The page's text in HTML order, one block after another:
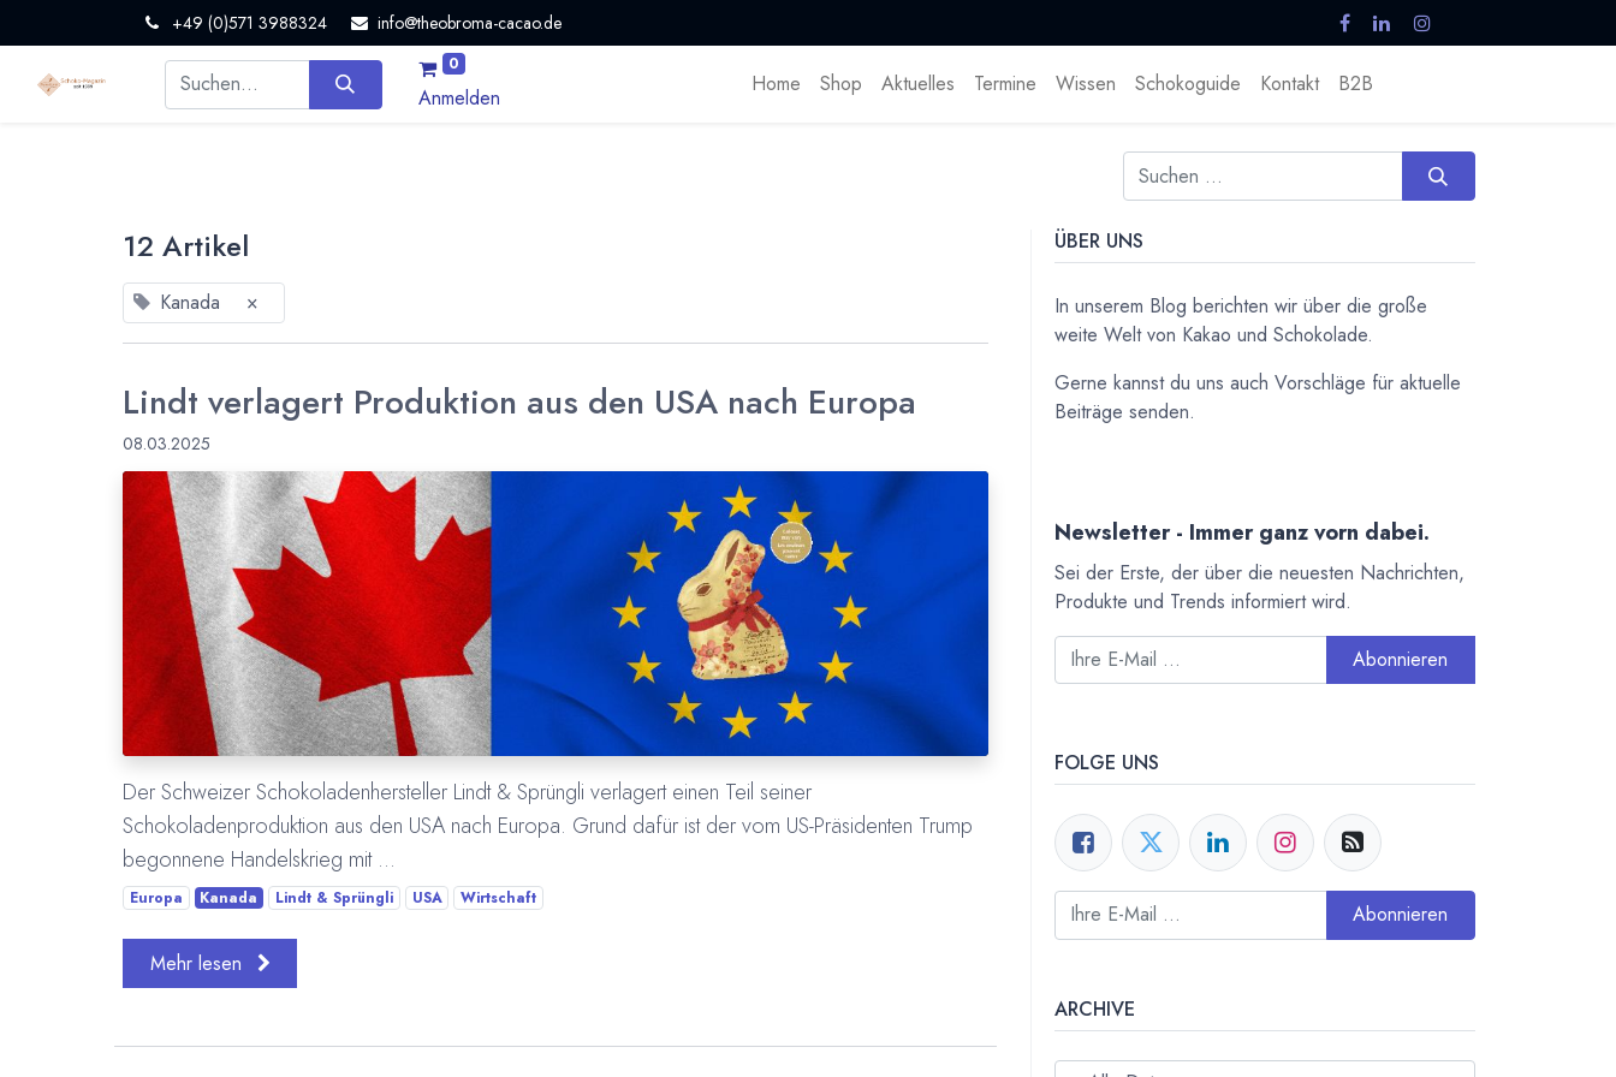
+49 (0)571 3988324 info@theobroma-cacao.de
0
Anmelden
Home Shop Aktuelles Termine Wissen Schokoguide Kontakt B2B
12 Artikel
Kanada ×
Lindt verlagert Produktion aus den USA nach Europa
08.03.2025
Der Schweizer Schokoladenhersteller Lindt & Sprüngli verlagert einen Teil seiner
Schokoladenproduktion aus den USA nach Europa. Grund dafür ist der vom US-Präsidenten Trump
begonnene Handelskrieg mit ...
Europa Kanada Lindt & Sprüngli USA Wirtschaft
Mehr lesen
ÜBER UNS
In unserem Blog berichten wir über die große
weite Welt von Kakao und Schokolade.
Gerne kannst du uns auch Vorschläge für aktuelle
Beiträge senden.
Newsletter - Immer ganz vorn dabei.
Sei der Erste, der über die neuesten Nachrichten,
Produkte und Trends informiert wird.
Abonnieren
FOLGE UNS
Abonnieren
ARCHIVE